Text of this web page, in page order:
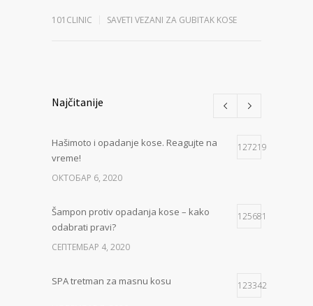
101CLINIC SAVETI VEZANI ZA GUBITAK KOSE
Najčitanije
Hašimoto i opadanje kose. Reagujte na
vreme!
127219
ОКТОБАР 6, 2020
Šampon protiv opadanja kose – kako
odabrati pravi?
125681
СЕПТЕМБАР 4, 2020
SPA tretman za masnu kosu 123342